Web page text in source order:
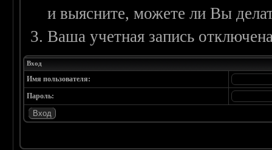
и выясните, можете ли Вы
Ваша учетная запись
Вход
Имя пользователя:
Пароль: